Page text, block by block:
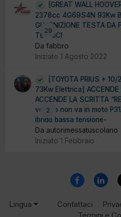
29
[GREAT WALL
2378cc 4G69S4N 93Kw
GUARNIZIONE TESTA DA
TECNICI
Da fabbro
Iniziato 1 Agosto 2022
2
[TOYOTA PRIUS +
73Kw Elettrica] ACCENDE
ACCENDE LA SCRITTA
veicolo non va in moto
ibrido bassa tensione-
Da autorimessatuscolano
Iniziato 1 Febbraio
Lingua Contattaci
Termini e